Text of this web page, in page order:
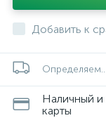
Добавить к
Определяем...
Наличный и
карты